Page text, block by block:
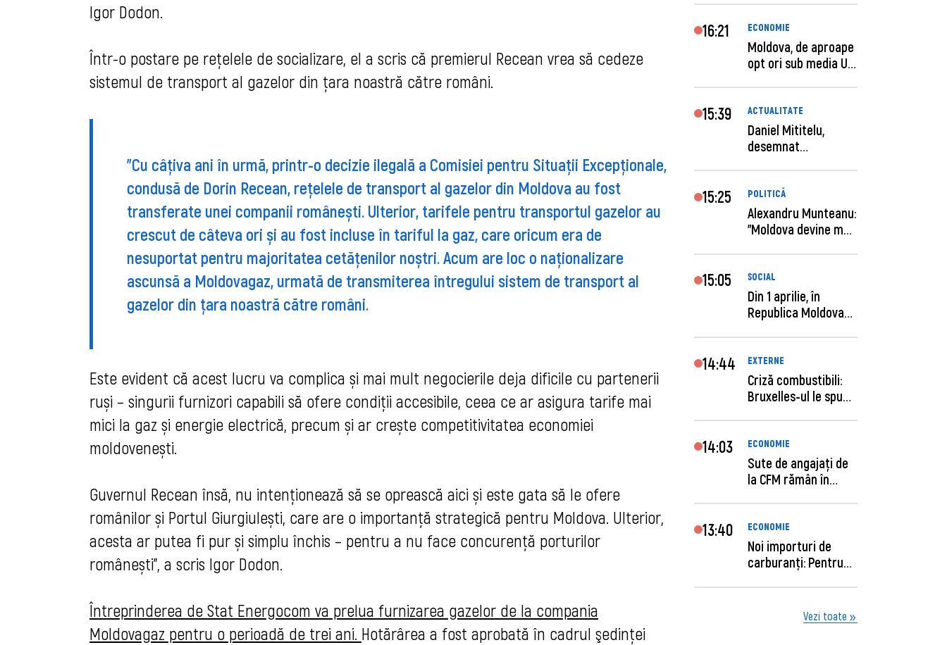
Igor Dodon.
Într-o postare pe rețelele de socializare, el a scris că premierul Recean vrea să cedeze
sistemul de transport al gazelor din țara noastră către români.
”Cu câțiva ani în urmă, printr-o decizie ilegală a Comisiei pentru Situații Excepționale,
condusă de Dorin Recean, rețelele de transport al gazelor din Moldova au fost
transferate unei companii românești. Ulterior, tarifele pentru transportul gazelor au
crescut de câteva ori și au fost incluse în tariful la gaz, care oricum era de
nesuportat pentru majoritatea cetățenilor noștri. Acum are loc o naționalizare
ascunsă a Moldovagaz, urmată de transmiterea întregului sistem de transport al
gazelor din țara noastră către români.
Este evident că acest lucru va complica și mai mult negocierile deja dificile cu partenerii
ruși – singurii furnizori capabili să ofere condiții accesibile, ceea ce ar asigura tarife mai
mici la gaz și energie electrică, precum și ar crește competitivitatea economiei
moldovenești.
Guvernul Recean însă, nu intenționează să se oprească aici și este gata să le ofere
românilor și Portul Giurgiulești, care are o importanță strategică pentru Moldova. Ulterior,
acesta ar putea fi pur și simplu închis – pentru a nu face concurență porturilor
românești”, a scris Igor Dodon.
Întreprinderea de Stat Energocom va prelua furnizarea gazelor de la compania
Moldovagaz pentru o perioadă de trei ani. Hotărârea a fost aprobată în cadrul şedinţei
16:21 ECONOMIE
Moldova, de aproape
opt ori sub media UE
15:39 ACTUALITATE
Daniel Mititelu,
desemnat
15:25 POLITICĂ
Alexandru Munteanu:
"Moldova devine mai
15:05 SOCIAL
Din 1 aprilie, în
Republica Moldova
14:44 EXTERNE
Criză combustibili:
Bruxelles-ul le spune
14:03 ECONOMIE
Sute de angajaţi de
la CFM rămân în
13:40 ECONOMIE
Noi importuri de
carburanți: Pentru
Vezi toate